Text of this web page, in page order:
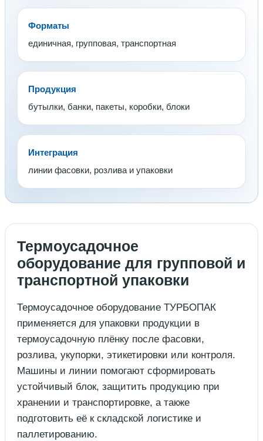
Форматы
единичная, групповая, транспортная
Продукция
бутылки, банки, пакеты, коробки, блоки
Интеграция
линии фасовки, розлива и упаковки
Термоусадочное
оборудование для групповой и
транспортной упаковки
Термоусадочное оборудование ТУРБОПАК
применяется для упаковки продукции в
термоусадочную плёнку после фасовки,
розлива, укупорки, этикетировки или контроля.
Машины и линии помогают сформировать
устойчивый блок, защитить продукцию при
хранении и транспортировке, а также
подготовить её к складской логистике и
паллетированию.